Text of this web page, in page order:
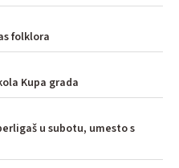
folklora
Kupa grada
u subotu, umesto s